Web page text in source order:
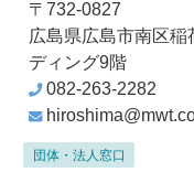
〒732-0827
広島県広島市南区稲
ディング9階
082-263-2282
団体・法人窓口